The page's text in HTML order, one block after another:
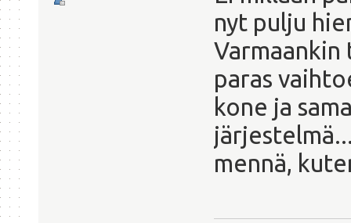
nyt pulju
paras
kone ja
mennä,